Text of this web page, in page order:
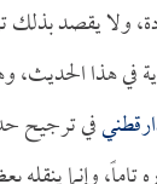
ولا يقصد بذلك
في هذا الحديث،
في ترجيح